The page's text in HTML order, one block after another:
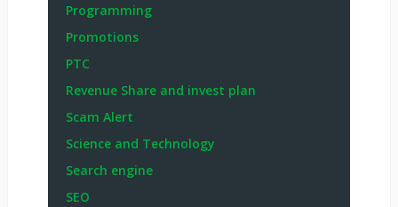
Programming
Promotions
PTC
Revenue Share and invest plan
Scam Alert
Science and Technology
Search engine
SEO